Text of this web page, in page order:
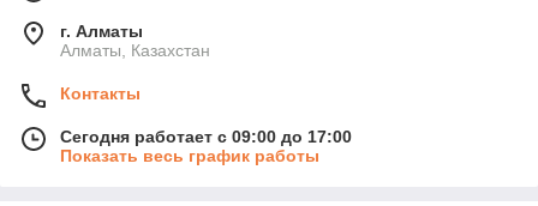
г. Алматы
Алматы, Казахстан
Контакты
Сегодня работает с 09:00 до 17:00
Показать весь график работы